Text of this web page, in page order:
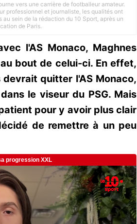
vers une carrière de footballeur amateur.
professionnel et journaliste, les qualités ont
sein de la rédaction du 10 Sport, après un
de Paris.
l'AS Monaco, Maghnes
bout de celui-ci. En effet,
quitter l'AS Monaco,
le viseur du PSG. Mais
pour y avoir plus clair
de remettre à un peu